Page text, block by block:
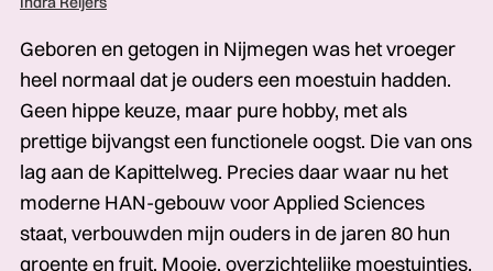
Geboren en getogen in Nijmegen was het vroeger
heel normaal dat je ouders een moestuin hadden.
Geen hippe keuze, maar pure hobby, met als
prettige bijvangst een functionele oogst. Die van ons
lag aan de Kapittelweg. Precies daar waar nu het
moderne HAN-gebouw voor Applied Sciences
staat, verbouwden mijn ouders in de jaren 80 hun
groente en fruit. Mooie, overzichtelijke moestuintjes,